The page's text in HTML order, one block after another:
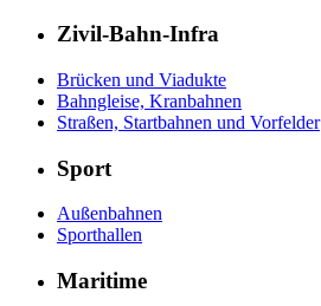
Zivil-Bahn-Infra
Brücken und Viadukte
Bahngleise, Kranbahnen
Straßen, Startbahnen und Vorfelder
Sport
Außenbahnen
Sporthallen
Maritime